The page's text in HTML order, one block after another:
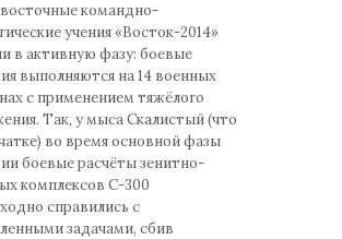
командно-
учения «Восток-2014»
в активную фазу: боевые
выполняются на 14 военных
с применением тяжёлого
Так, у мыса Скалистый (что
во время основной фазы
боевые расчёты зенитно-
комплексов С-300
справились с
задачами, сбив